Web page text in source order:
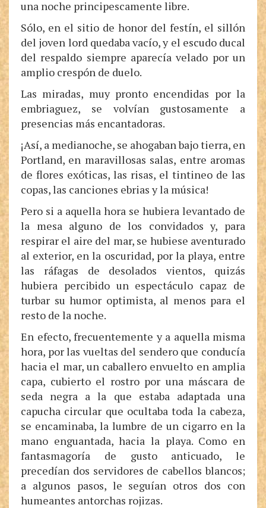
una noche principescamente libre.
Sólo, en el sitio de honor del festín, el sillón
del joven lord quedaba vacío, y el escudo ducal
del respaldo siempre aparecía velado por un
amplio crespón de duelo.
Las miradas, muy pronto encendidas por la
embriaguez, se volvían gustosamente a
presencias más encantadoras.
¡Así, a medianoche, se ahogaban bajo tierra, en
Portland, en maravillosas salas, entre aromas
de flores exóticas, las risas, el tintineo de las
copas, las canciones ebrias y la música!
Pero si a aquella hora se hubiera levantado de
la mesa alguno de los convidados y, para
respirar el aire del mar, se hubiese aventurado
al exterior, en la oscuridad, por la playa, entre
las ráfagas de desolados vientos, quizás
hubiera percibido un espectáculo capaz de
turbar su humor optimista, al menos para el
resto de la noche.
En efecto, frecuentemente y a aquella misma
hora, por las vueltas del sendero que conducía
hacia el mar, un caballero envuelto en amplia
capa, cubierto el rostro por una máscara de
seda negra a la que estaba adaptada una
capucha circular que ocultaba toda la cabeza,
se encaminaba, la lumbre de un cigarro en la
mano enguantada, hacia la playa. Como en
fantasmagoría de gusto anticuado, le
precedían dos servidores de cabellos blancos;
a algunos pasos, le seguían otros dos con
humeantes antorchas rojizas.